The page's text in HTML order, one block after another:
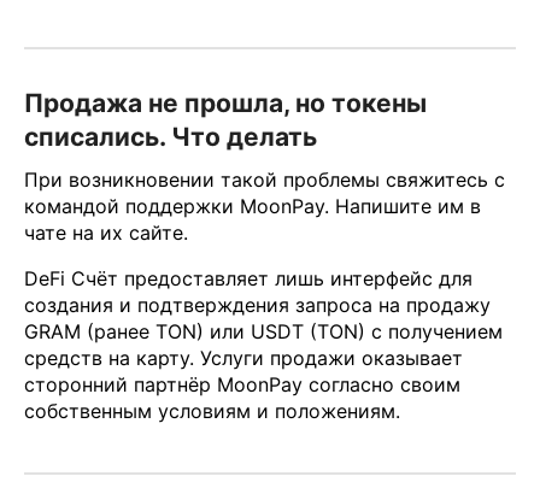
Продажа не прошла, но токены
списались. Что делать
При возникновении такой проблемы свяжитесь с
командой поддержки MoonPay. Напишите им в
чате на их сайте.
DeFi Счёт предоставляет лишь интерфейс для
создания и подтверждения запроса на продажу
GRAM (ранее TON) или USDT (TON) с получением
средств на карту. Услуги продажи оказывает
сторонний партнёр MoonPay согласно своим
собственным условиям и положениям.